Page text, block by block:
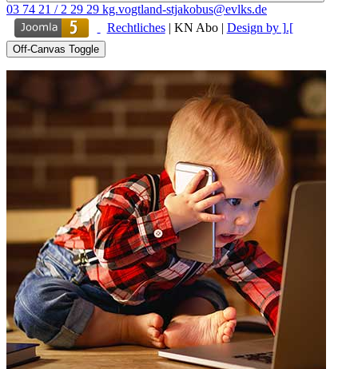
03 74 21 / 2 29 29 kg.vogtland-stjakobus@evlks.de
Rechtliches| KN Abo| Design by ].[
Off-Canvas Toggle